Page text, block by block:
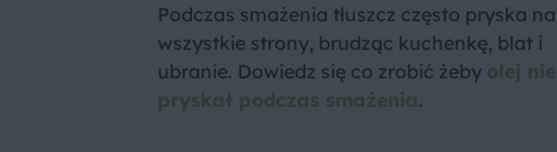
Podczas smażenia tłuszcz często pryska na
wszystkie strony, brudząc kuchenkę, blat i
ubranie. Dowiedz się co zrobić żeby olej nie
pryskał podczas smażenia.